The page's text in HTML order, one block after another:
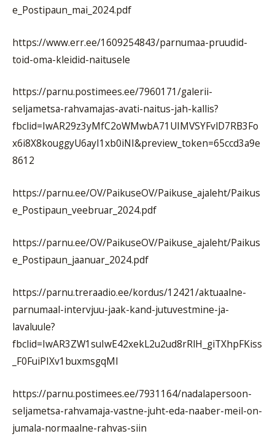
e_Postipaun_mai_2024.pdf
https://www.err.ee/1609254843/parnumaa-pruudid-
toid-oma-kleidid-naitusele
https://parnu.postimees.ee/7960171/galerii-
seljametsa-rahvamajas-avati-naitus-jah-kallis?
fbclid=IwAR29z3yMfC2oWMwbA71UIMVSYFvlD7RB3Fo
x6i8X8kouggyU6ayI1xb0iNI&preview_token=65ccd3a9e
8612
https://parnu.ee/OV/PaikuseOV/Paikuse_ajaleht/Paikus
e_Postipaun_veebruar_2024.pdf
https://parnu.ee/OV/PaikuseOV/Paikuse_ajaleht/Paikus
e_Postipaun_jaanuar_2024.pdf
https://parnu.treraadio.ee/kordus/12421/aktuaalne-
parnumaal-intervjuu-jaak-kand-jutuvestmine-ja-
lavaluule?
fbclid=IwAR3ZW1suIwE42xekL2u2ud8rRlH_giTXhpFKiss
_F0FuiPIXv1buxmsgqMI
https://parnu.postimees.ee/7931164/nadalapersoon-
seljametsa-rahvamaja-vastne-juht-eda-naaber-meil-on-
jumala-normaalne-rahvas-siin